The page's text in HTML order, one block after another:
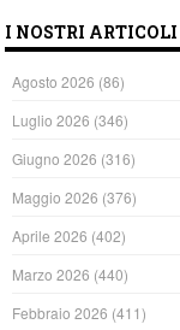
I NOSTRI ARTICOLI
Agosto 2026 (86)
Luglio 2026 (346)
Giugno 2026 (316)
Maggio 2026 (376)
Aprile 2026 (402)
Marzo 2026 (440)
Febbraio 2026 (411)